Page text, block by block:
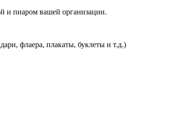
и пиаром вашей организации.
плакаты, буклеты и т.д.)